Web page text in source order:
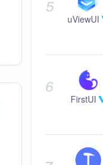
uViewUI
FirstUI